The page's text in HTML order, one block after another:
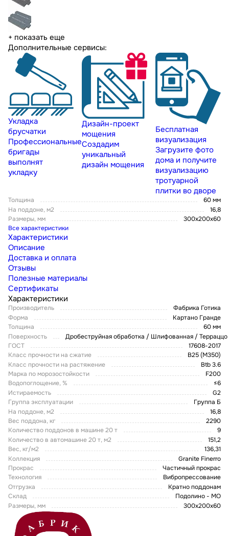
+ показать еще
Дополнительные сервисы:
Укладка
брусчатки
Профессиональные
бригады
выполнят
укладку
Дизайн-проект
мощения
Создадим
уникальный
дизайн мощения
Бесплатная
визуализация
Загрузите фото
дома и получите
визуализацию
тротуарной
плитки во дворе
Толщина
60 мм
На поддоне, м2
16,8
Размеры, мм
300х200х60
Все характеристики
Характеристики
Описание
Доставка и оплата
Отзывы
Полезные материалы
Сертификаты
Характеристики
Производитель
Фабрика Готика
Форма
Картано Гранде
Толщина
60 мм
Поверхность
Дробеструйная обработка / Шлифованная / Терраццо
ГОСТ
17608-2017
Класс прочности на сжатие
В25 (М350)
Класс прочности на растяжение
Btb 3.6
Марка по морозостойкости
F200
Водопоглощение, %
≤6
Истираемость
G2
Группа эксплуатации
Группа Б
На поддоне, м2
16,8
Вес поддона, кг
2290
Количество поддонов в машине 20 т
9
Количество в автомашине 20 т, м2
151,2
Вес, кг/м2
136,31
Коллекция
Granite Finerro
Прокрас
Частичный прокрас
Технология
Вибропрессование
Отгрузка
Кратно поддонам
Склад
Подолино - МО
Размеры, мм
300х200х60